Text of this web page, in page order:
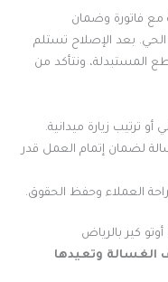
مع فاتورة وضمان
بعد الإصلاح تستلم
المستبدلة، ونتأكد من
أو ترتيب زيارة ميدانية.
لضمان إتمام العمل قدر
العملاء وحفظ الحقوق.
كير بالرياض
وتعيدها